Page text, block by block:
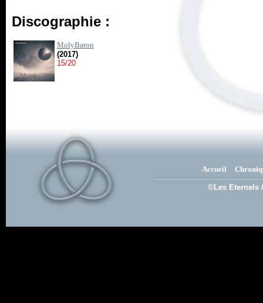
Discographie :
MolyBaron
(2017)
15/20
Accueil
©Les Eternels